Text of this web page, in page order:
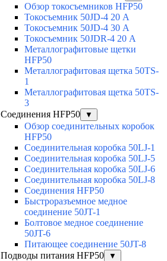
Обзор токосъемников HFP50
Токосъемник 50JD-4 20 А
Токосъемник 50JD-4 30 А
Токосъемник 50JDR-4 20 А
Металлографитовые щетки
HFP50
Металлографитовая щетка 50TS-
1
Металлографитовая щетка 50TS-
3
Соединения HFP50
▼
Обзор соединительных коробок
HFP50
Соединительная коробка 50LJ-1
Соединительная коробка 50LJ-5
Соединительная коробка 50LJ-6
Соединительная коробка 50LJ-8
Соединения HFP50
Быстроразъемное медное
соединение 50JT-1
Болтовое медное соединение
50JT-6
Питающее соединение 50JT-8
Подводы питания HFP50
▼